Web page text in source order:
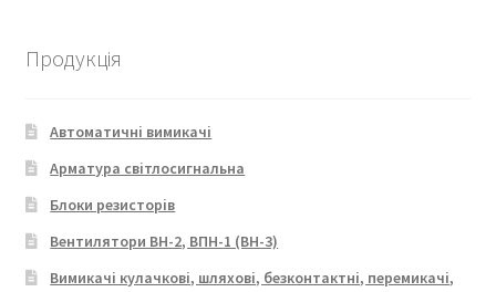
Продукція
Автоматичні вимикачі
Арматура світлосигнальна
Блоки резисторів
Вентилятори ВН-2, ВПН-1 (ВН-3)
Вимикачі кулачкові, шляхові, безконтактні, перемикачі,